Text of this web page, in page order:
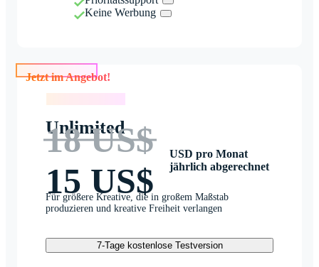
Keine Werbung
Jetzt im Angebot!
Unlimited
18 US$
15 US$
USD pro Monat
jährlich abgerechnet
Für größere Kreative, die in großem Maßstab
produzieren und kreative Freiheit verlangen
7-Tage kostenlose Testversion